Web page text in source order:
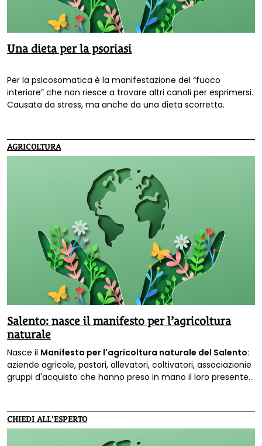
Una dieta per la psoriasi
Per la psicosomatica è la manifestazione del “fuoco
interiore” che non riesce a trovare altri canali per esprimersi.
Causata da stress, ma anche da una dieta scorretta.
AGRICOLTURA
Salento: nasce il manifesto per l’agricoltura
naturale
Nasce il Manifesto per l'agricoltura naturale del Salento:
aziende agricole, pastori, allevatori, coltivatori, associazionie
gruppi d'acquisto che hanno preso in mano il loro presente
CHIEDI ALL'ESPERTO